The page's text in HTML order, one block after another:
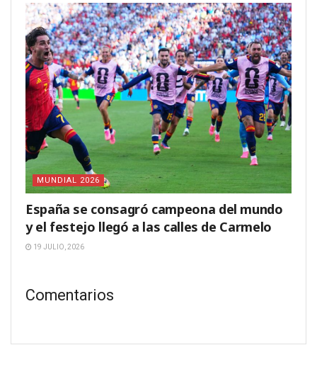
MUNDIAL 2026
España se consagró campeona del mundo
y el festejo llegó a las calles de Carmelo
19 JULIO, 2026
Comentarios